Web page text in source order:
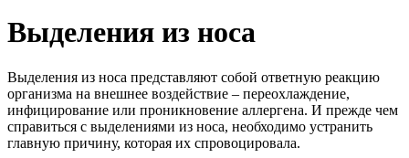
Выделения из носа
Выделения из носа представляют собой ответную реакцию
организма на внешнее воздействие – переохлаждение,
инфицирование или проникновение аллергена. И прежде чем
справиться с выделениями из носа, необходимо устранить
главную причину, которая их спровоцировала.